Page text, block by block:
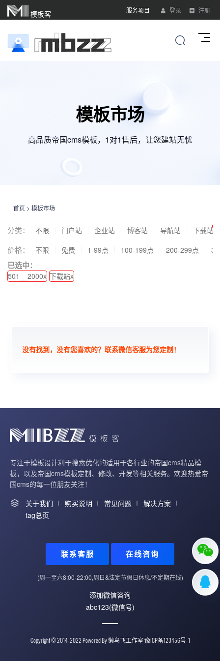
模板客 服务项目 登录 注册
模板市场
高品质帝国cms模板，1对1售后，让您建站无忧
首页 > 模板市场
分类： 不限 门户站 企业站 博客站 导航站 下载站
价格： 不限 免费 1-99点 100-199点 200-299点
已选中：
501__2000x 下载站x
没有找到，没有您喜欢的？联系微信客服为您定制！
专注于模板设计利于搜索优化的适用于各行业的帝国cms精品模
板，以及帝国cms模板定制、修改、开发等相关服务。欢迎热爱帝
国cms的每一位朋友关注！
关于我们
购买说明 常见问题
解决方案
tag总页
联系客服 在线咨询
(周一至六8:00-22:00,周日&法定节假日休息/不定期在线)
添加微信咨询
abc123(微信号)
Copyright © 2014-2022 Powered By懒鸟飞工作室豫ICP备123456号-1